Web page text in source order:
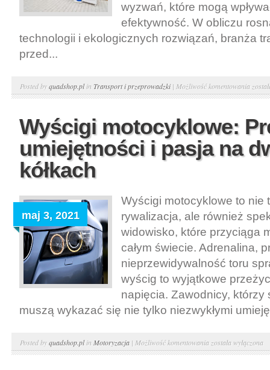
wyzwań, które mogą
efektywność. W obliczu
technologii i ekologicznych rozwiązań, branża
przed...
Posted byquadshop.plin Transport i przeprowadzki| Możliwość komentowania
i
trendy
Wyścigi motocyklowe:
umiejętności i pasja na
kółkach
maj 3, 2021
Wyścigi motocyklowe to nie
rywalizacja, ale również
widowisko, które przyciąga
całym świecie. Adrenalina,
nieprzewidywalność toru
wyścig to wyjątkowe
napięcia. Zawodnicy, którzy
muszą wykazać się nie tylko niezwykłymi
Posted byquadshop.plin Motoryzacja | Możliwość komentowania Wyścigi
motocyklowe:
została wyłączona